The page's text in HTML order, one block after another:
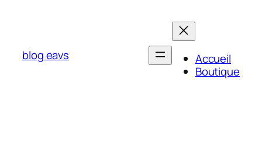
blog eavs
Accueil
Boutique